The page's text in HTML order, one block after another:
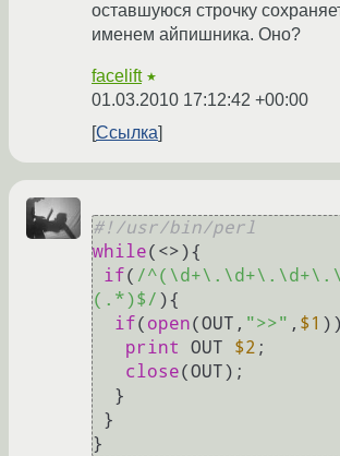
оставшуюся строчку
именем айпишника. Оно?
facelift ★
01.03.2010 17:12:42 +00:00
Ссылка
#!/usr/bin/perl
while(<>){
if( /
(.*)$/ ){
if( open(OUT, ">>" , $1
print
OUT $2 ;
close(OUT);
}